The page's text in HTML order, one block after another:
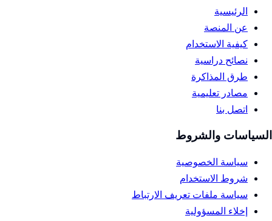
الرئيسية
عن المنصة
كيفية الاستخدام
نصائح دراسية
طرق المذاكرة
مصادر تعليمية
اتصل بنا
السياسات والشروط
سياسة الخصوصية
شروط الاستخدام
سياسة ملفات تعريف الارتباط
إخلاء المسؤولية